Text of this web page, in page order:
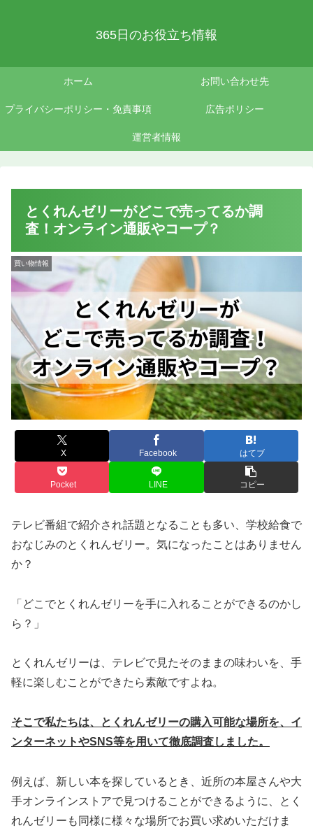
365日のお役立ち情報
ホーム お問い合わせ先
プライバシーポリシー・免責事項 広告ポリシー
運営者情報
とくれんゼリーがどこで売ってるか調
査！オンライン通販やコープ？
買い物情報
X Facebook はてブ
Pocket LINE コピー
テレビ番組で紹介され話題となることも多い、学校給食で
おなじみのとくれんゼリー。気になったことはありません
か？
「どこでとくれんゼリーを手に入れることができるのかし
ら？」
とくれんゼリーは、テレビで見たそのままの味わいを、手
軽に楽しむことができたら素敵ですよね。
そこで私たちは、とくれんゼリーの購入可能な場所を、イ
ンターネットやSNS等を用いて徹底調査しました。
例えば、新しい本を探しているとき、近所の本屋さんや大
手オンラインストアで見つけることができるように、とく
れんゼリーも同様に様々な場所でお買い求めいただけま